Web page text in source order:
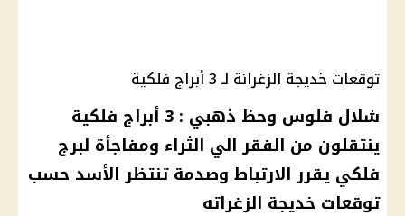
توقعات خديجة الزغرانة لـ 3 أبراج فلكية
شلال فلوس وحظ ذهبي : 3 أبراج فلكية
ينتقلون من الفقر الي الثراء ومفاجأة لبرج
فلكي يقرر الارتباط وصدمة تنتظر الأسد حسب
توقعات خديجة الزغراته